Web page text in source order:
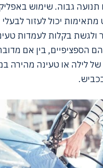
גבוה. שימוש
מתאימות יכול לעזור
ולגשת בקלות לעמדות
הספציפיים, בין אם
של לילה או טעינה מהירה